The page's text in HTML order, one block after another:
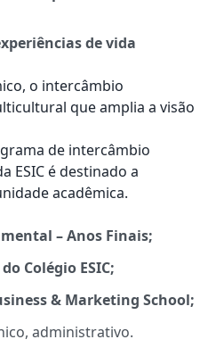
de vida
o intercâmbio
que amplia a visão
de intercâmbio
ESIC é destinado a
acadêmica.
– Anos Finais;
Colégio ESIC;
& Marketing School;
administrativo.